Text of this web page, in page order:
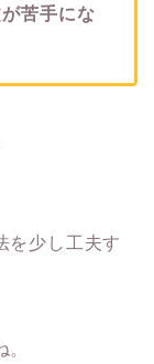
苦手にな
を少し工夫す